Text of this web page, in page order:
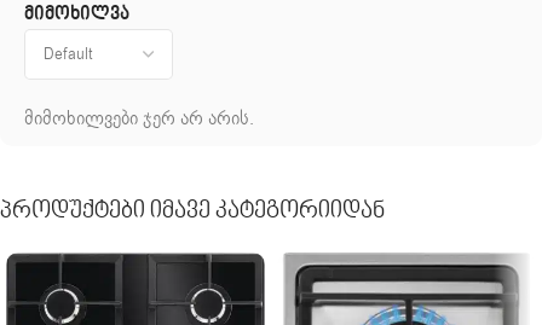
მიმოხილვა
მიმოხილვები ჯერ არ არის.
Პროდუქტები Იმავე Კატეგორიიდან